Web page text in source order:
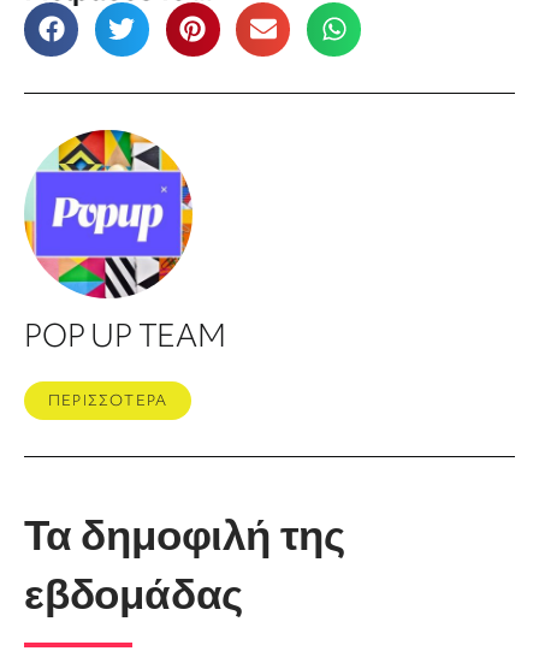
POP UP TEAM
ΠΕΡΙΣΣΟΤΕΡΑ
Τα δημοφιλή της
εβδομάδας